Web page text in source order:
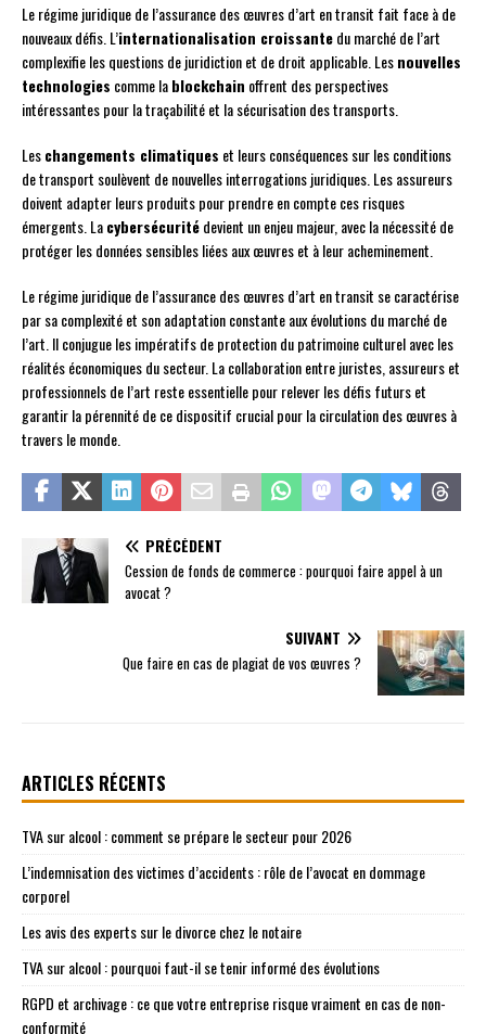
Le régime juridique de l’assurance des œuvres d’art en transit fait face à de
nouveaux défis. L’internationalisation croissantedu marché de l’art
complexifie les questions de juridiction et de droit applicable. Lesnouvelles
technologies comme lablockchain offrent des perspectives
intéressantes pour la traçabilité et la sécurisation des transports.
Leschangements climatiques et leurs conséquences sur les conditions
de transport soulèvent de nouvelles interrogations juridiques. Les assureurs
doivent adapter leurs produits pour prendre en compte ces risques
émergents. Lacybersécuritédevient un enjeu majeur, avec la nécessité de
protéger les données sensibles liées aux œuvres et à leur acheminement.
Le régime juridique de l’assurance des œuvres d’art en transit se caractérise
par sa complexité et son adaptation constante aux évolutions du marché de
l’art. Il conjugue les impératifs de protection du patrimoine culturel avec les
réalités économiques du secteur. La collaboration entre juristes, assureurs et
professionnels de l’art reste essentielle pour relever les défis futurs et
garantir la pérennité de ce dispositif crucial pour la circulation des œuvres à
travers le monde.
PRÉCÉDENT
Cession de fonds de commerce : pourquoi faire appel à un
avocat ?
SUIVANT
Que faire en cas de plagiat de vos œuvres ?
ARTICLES RÉCENTS
TVA sur alcool : comment se prépare le secteur pour 2026
L’indemnisation des victimes d’accidents : rôle de l’avocat en dommage
corporel
Les avis des experts sur le divorce chez le notaire
TVA sur alcool : pourquoi faut-il se tenir informé des évolutions
RGPD et archivage : ce que votre entreprise risque vraiment en cas de non-
conformité